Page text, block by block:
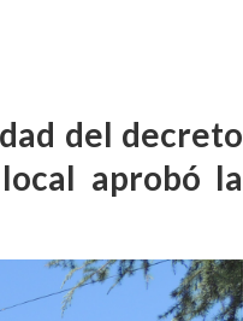
del decreto
aprobó la